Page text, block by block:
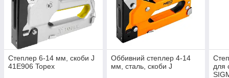
Степлер 6-14 мм, скоби J
41E906 Topex
Оббивний степлер 4-14
мм, сталь, скоби J
для